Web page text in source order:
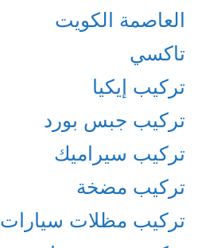
العاصمة الكويت
تاكسي
تركيب إيكيا
تركيب جبس بورد
تركيب سيراميك
تركيب مضخة
تركيب مظلات سيارات